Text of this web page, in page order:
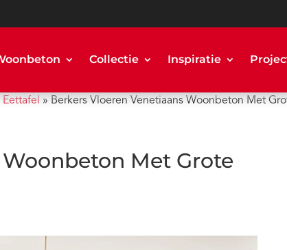
Collectie Inspiratie
» Berkers Vloeren Venetiaans Woonbeton Met
Met Grote